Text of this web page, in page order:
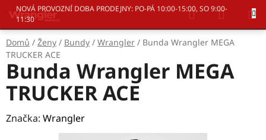
Přejít
obsah
NOVÁ PROVOZNÍ DOBA PRODEJNY: PO-PÁ 10:00-15:00, SO 9:00-
11:30
Hledat
KOŠÍK
Domů / Ženy / Bundy / Wrangler / Bunda Wrangler MEGA
TRUCKER ACE
Bunda Wrangler MEGA
TRUCKER ACE
Značka: Wrangler